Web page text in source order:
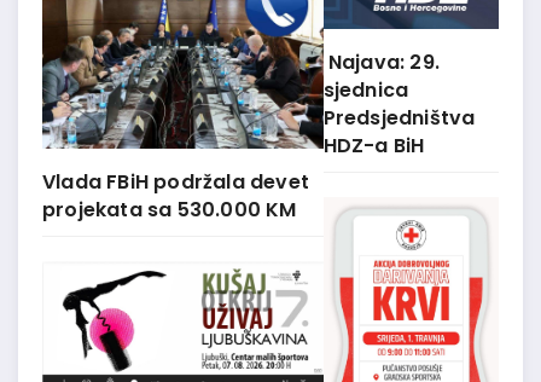
Vlada FBiH podržala devet
projekata sa 530.000 KM
Najava: 29.
sjednica
Predsjedništva
HDZ-a BiH